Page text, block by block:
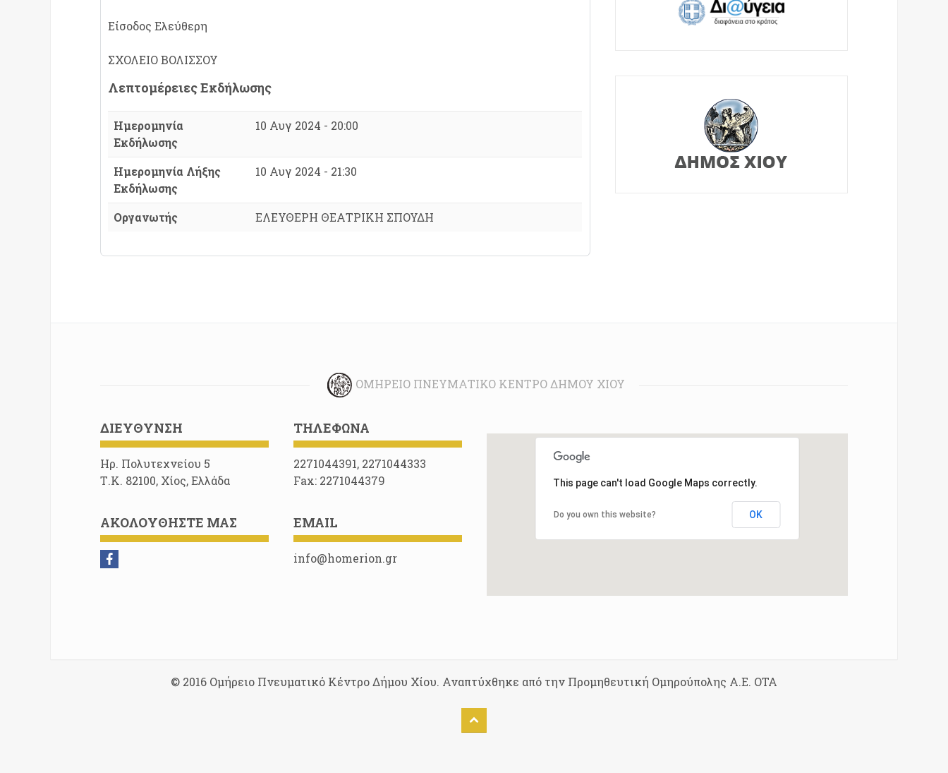
Είσοδος Ελεύθερη
ΣΧΟΛΕΙΟ ΒΟΛΙΣΣΟΥ
Λεπτομέρειες Εκδήλωσης
Ημερομηνία
Εκδήλωσης
10 Αυγ 2024 - 20:00
Ημερομηνία Λήξης
Εκδήλωσης
10 Αυγ 2024 - 21:30
Οργανωτής ΕΛΕΥΘΕΡΗ ΘΕΑΤΡΙΚΗ ΣΠΟΥΔΗ
ΟΜΉΡΕΙΟ ΠΝΕΥΜΑΤΙΚΌ ΚΈΝΤΡΟ ΔΉΜΟΥ ΧΊΟΥ
ΔΙΕΎΘΥΝΣΗ
Ηρ. Πολυτεχνείου 5
Τ.Κ. 82100, Χίος, Ελλάδα
ΑΚΟΛΟΥΘΉΣΤΕ ΜΑΣ
ΤΗΛΈΦΩΝΑ
2271044391, 2271044333
Fax: 2271044379
EMAIL
info@homerion.gr
This page can't load Google Maps correctly.
Do you own this website? OK
© 2016 Ομήρειο Πνευματικό Κέντρο Δήμου Χίου. Αναπτύχθηκε από την Προμηθευτική Ομηρούπολης Α.Ε. ΟΤΑ